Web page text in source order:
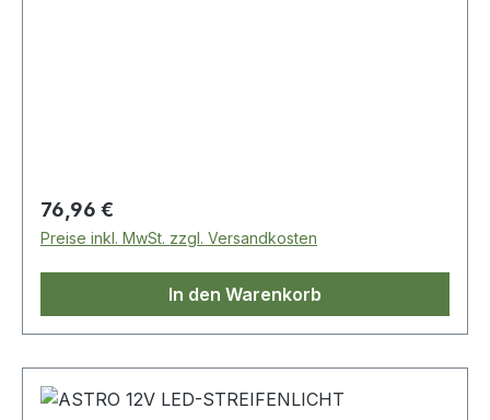
Regulärer Preis:
76,96 €
Preise inkl. MwSt. zzgl. Versandkosten
In den Warenkorb